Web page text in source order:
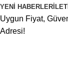
YENI HABERLER
Uygun Fiyat,
Adresi!